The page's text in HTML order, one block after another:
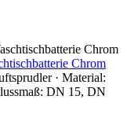
Chrom
· Material:
DN 15, DN